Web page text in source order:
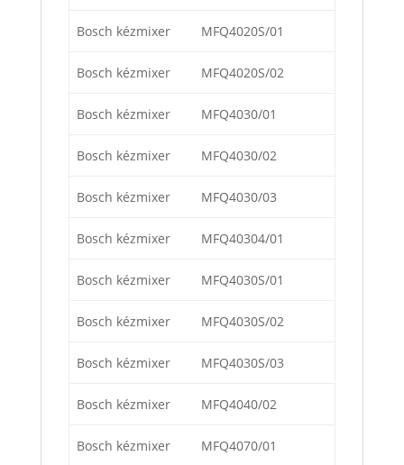
Bosch kézmixer MFQ4020S/01
Bosch kézmixer MFQ4020S/02
Bosch kézmixer MFQ4030/01
Bosch kézmixer MFQ4030/02
Bosch kézmixer MFQ4030/03
Bosch kézmixer MFQ40304/01
Bosch kézmixer MFQ4030S/01
Bosch kézmixer MFQ4030S/02
Bosch kézmixer MFQ4030S/03
Bosch kézmixer MFQ4040/02
Bosch kézmixer MFQ4070/01